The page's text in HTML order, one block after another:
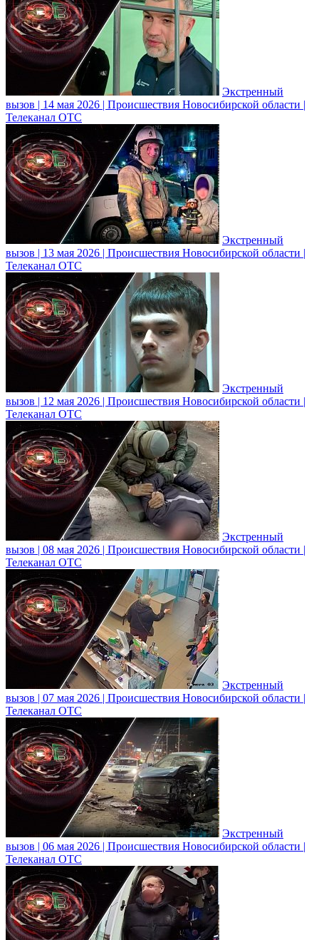
Экстренный
вызов | 14 мая 2026 | Происшествия Новосибирской области |
Телеканал ОТС
Экстренный
вызов | 13 мая 2026 | Происшествия Новосибирской области |
Телеканал ОТС
Экстренный
вызов | 12 мая 2026 | Происшествия Новосибирской области |
Телеканал ОТС
Экстренный
вызов | 08 мая 2026 | Происшествия Новосибирской области |
Телеканал ОТС
Экстренный
вызов | 07 мая 2026 | Происшествия Новосибирской области |
Телеканал ОТС
Экстренный
вызов | 06 мая 2026 | Происшествия Новосибирской области |
Телеканал ОТС